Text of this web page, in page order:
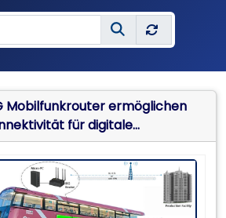
Mobilfunkrouter ermöglichen
für digitale